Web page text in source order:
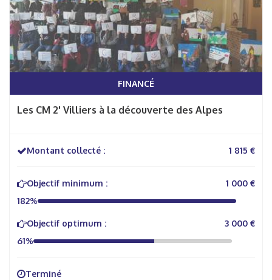
FINANCÉ
Les CM 2' Villiers à la découverte des Alpes
Montant collecté : 1 815 €
Objectif minimum :
1 000 €
182%
Objectif optimum :
3 000 €
61%
Terminé